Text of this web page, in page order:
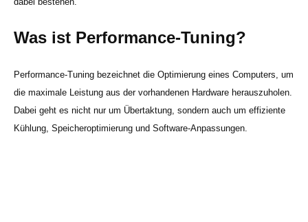
Was ist Performance-Tuning?
Performance-Tuning bezeichnet die Optimierung eines Computers, um
die maximale Leistung aus der vorhandenen Hardware herauszuholen.
Dabei geht es nicht nur um Übertaktung, sondern auch um effiziente
Kühlung, Speicheroptimierung und Software-Anpassungen.